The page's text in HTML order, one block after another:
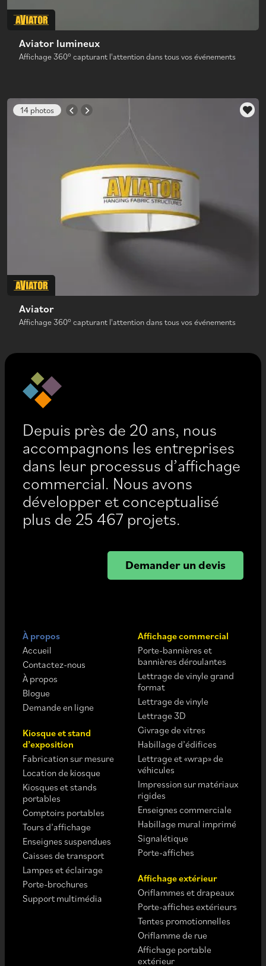
Aviator lumineux
Affichage 360° capturant l'attention dans tous vos événements
14 photos
Aviator
Affichage 360° capturant l'attention dans tous vos événements
Depuis près de 20 ans, nous
accompagnons les entreprises
dans leur processus d’affichage
commercial. Nous avons
développer et conceptualisé
plus de 25 467 projets.
Demander un devis
À propos
Accueil
Contactez-nous
À propos
Blogue
Demande en ligne
Kiosque et stand
d’exposition
Fabrication sur mesure
Location de kiosque
Kiosques et stands
portables
Comptoirs portables
Tours d’affichage
Enseignes suspendues
Caisses de transport
Lampes et éclairage
Porte-brochures
Support multimédia
Affichage commercial
Porte-bannières et
bannières déroulantes
Lettrage de vinyle grand
format
Lettrage de vinyle
Lettrage 3D
Givrage de vitres
Habillage d’édifices
Lettrage et «wrap» de
véhicules
Impression sur matériaux
rigides
Enseignes commerciale
Habillage mural imprimé
Signalétique
Porte-affiches
Affichage extérieur
Oriflammes et drapeaux
Porte-affiches extérieurs
Tentes promotionnelles
Oriflamme de rue
Affichage portable
extérieur